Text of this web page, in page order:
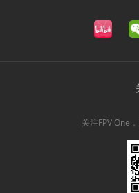
关注FPV One